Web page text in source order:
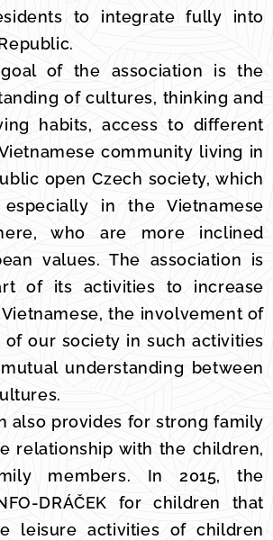
to integrate fully into
of the association is the
of cultures, thinking and
habits, access to different
community living in
open Czech society, which
in the Vietnamese
who are more inclined
values. The association is
of its activities to increase
the involvement of
of our society in such activities
understanding between
also provides for strong family
relationship with the children,
members. In 2015, the
DRÁČEK for children that
leisure activities of children